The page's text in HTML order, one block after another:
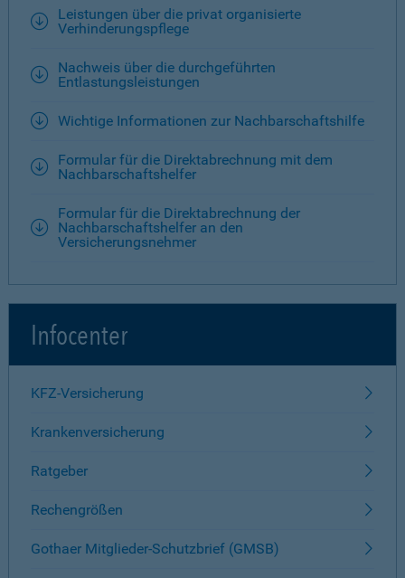
Leistungen über die privat organisierte
Verhinderungspflege
Nachweis über die durchgeführten
Entlastungsleistungen
Wichtige Informationen zur Nachbarschaftshilfe
Formular für die Direktabrechnung mit dem
Nachbarschaftshelfer
Formular für die Direktabrechnung der
Nachbarschaftshelfer an den
Versicherungsnehmer
Infocenter
KFZ-Versicherung
Krankenversicherung
Ratgeber
Rechengrößen
Gothaer Mitglieder-Schutzbrief (GMSB)